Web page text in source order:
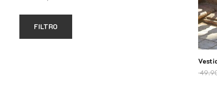
FILTRO